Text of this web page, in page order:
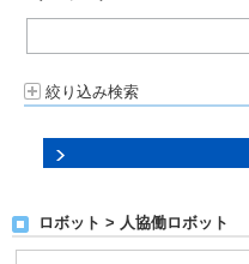
絞り込み検索
ロボット > 人協働ロボット